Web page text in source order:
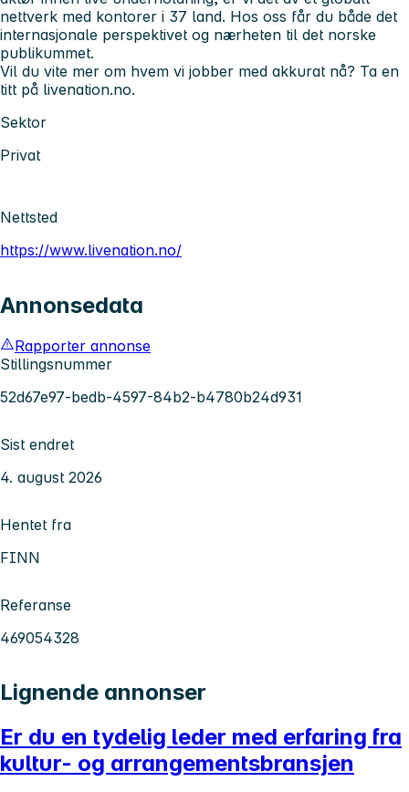
nettverk med kontorer i 37 land. Hos oss får du både det
internasjonale perspektivet og nærheten til det norske
publikummet.
Vil du vite mer om hvem vi jobber med akkurat nå? Ta en
titt på livenation.no.
Sektor
Privat
Nettsted
https://www.livenation.no/
Annonsedata
Rapporter annonse
Stillingsnummer
52d67e97-bedb-4597-84b2-b4780b24d931
Sist endret
4. august 2026
Hentet fra
FINN
Referanse
469054328
Lignende annonser
Er du en tydelig leder med erfaring fra
kultur- og arrangementsbransjen